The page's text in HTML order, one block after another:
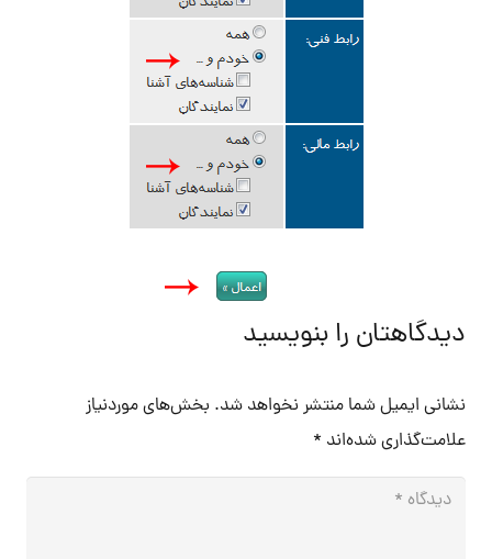
دیدگاهتان را بنویسید
نشانی ایمیل شما منتشر نخواهد شد. بخش‌های موردنیاز
علامت‌گذاری شده‌اند *